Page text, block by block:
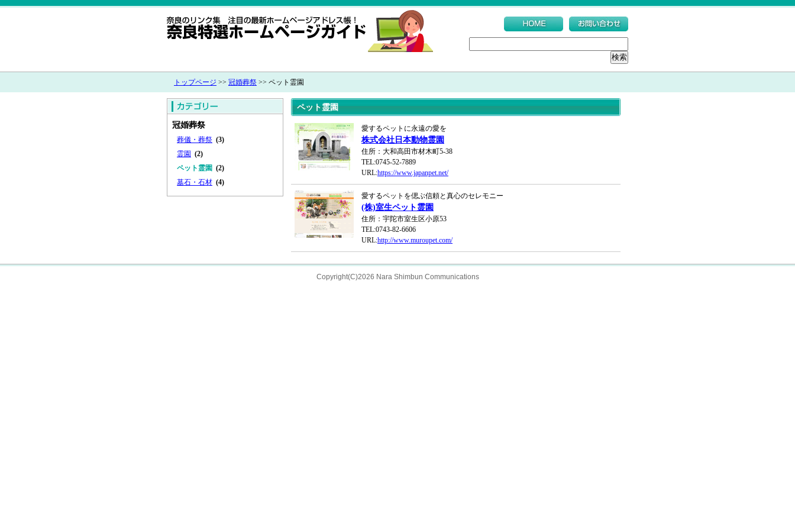
トップページ >> 冠婚葬祭 >> ペット霊園
冠婚葬祭
葬儀・葬祭 (3)
霊園 (2)
ペット霊園 (2)
墓石・石材 (4)
ペット霊園
愛するペットに永遠の愛を
株式会社日本動物霊園
住所：大和高田市材木町5-38
TEL:0745-52-7889
URL:https://www.japanpet.net/
愛するペットを偲ぶ信頼と真心のセレモニー
(株)室生ペット霊園
住所：宇陀市室生区小原53
TEL:0743-82-6606
URL:http://www.muroupet.com/
Copyright(C)2026 Nara Shimbun Communications